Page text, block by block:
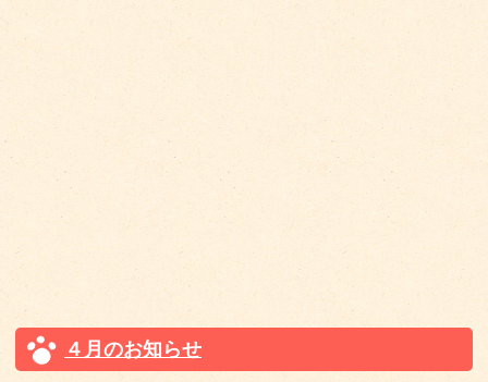
４月のお知らせ